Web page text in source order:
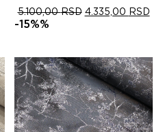
5.100,00RSD ОРИГИНАЛНА
5.100,00 RSD.
4.335,00 RSD
-15%%